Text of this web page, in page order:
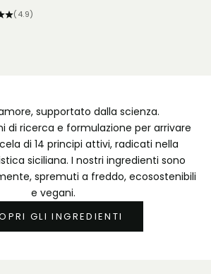
(4.9)
supportato dalla scienza.
di ricerca e formulazione per arrivare
di 14 principi attivi, radicati nella
siciliana. I nostri ingredienti sono
spremuti a freddo, ecosostenibili
e vegani.
GLI INGREDIENTI